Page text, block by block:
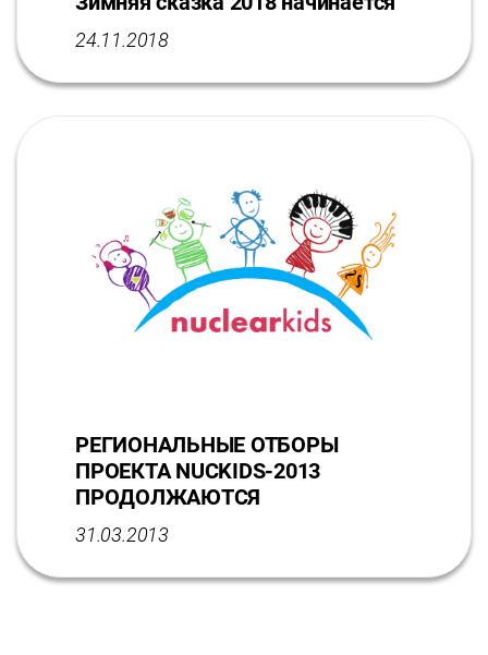
24.11.2018
РЕГИОНАЛЬНЫЕ ОТБОРЫ
ПРОЕКТА NUCKIDS-2013
ПРОДОЛЖАЮТСЯ
31.03.2013